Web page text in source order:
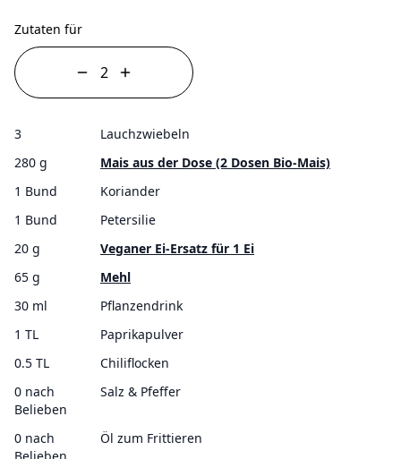
Zutaten für
3
Lauchzwiebeln
280 g
Mais aus der Dose (2 Dosen Bio-Mais)
1 Bund
Koriander
1 Bund
Petersilie
20 g
Veganer Ei-Ersatz für 1 Ei
65 g
Mehl
30 ml
Pflanzendrink
1 TL
Paprikapulver
0.5 TL
Chiliflocken
0 nach
Belieben
Salz & Pfeffer
0 nach
Öl zum Frittieren